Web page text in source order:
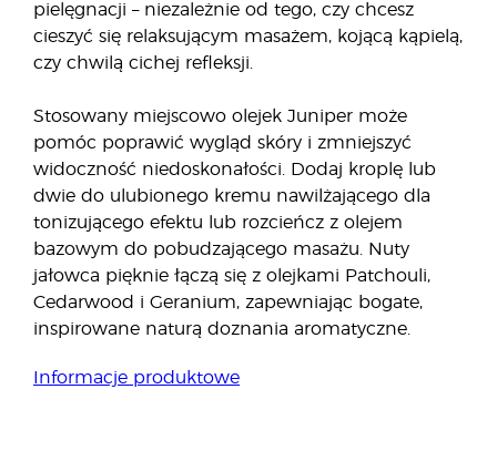
pielęgnacji – niezależnie od tego, czy chcesz
cieszyć się relaksującym masażem, kojącą kąpielą,
czy chwilą cichej refleksji.
Stosowany miejscowo olejek Juniper może
pomóc poprawić wygląd skóry i zmniejszyć
widoczność niedoskonałości. Dodaj kroplę lub
dwie do ulubionego kremu nawilżającego dla
tonizującego efektu lub rozcieńcz z olejem
bazowym do pobudzającego masażu. Nuty
jałowca pięknie łączą się z olejkami Patchouli,
Cedarwood i Geranium, zapewniając bogate,
inspirowane naturą doznania aromatyczne.
Informacje produktowe